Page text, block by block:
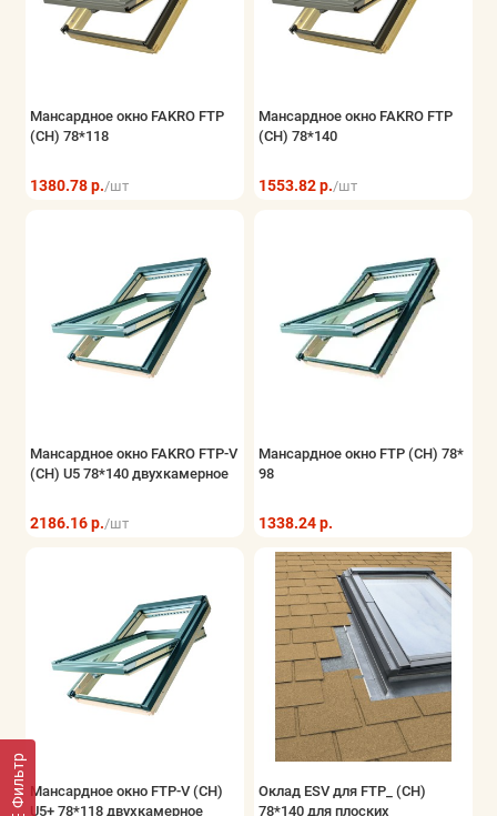
Фильтр
Мансардное окно FAKRO FTP
(CH) 78*118
1380.78 р./шт
Мансардное окно FAKRO FTP
(CH) 78*140
1553.82 р./шт
Мансардное окно FAKRO FTP-V
(CH) U5 78*140 двухкамерное
2186.16 р./шт
Мансардное окно FTP (CH) 78*
98
1338.24 р.
Мансардное окно FTP-V (CH)
U5+ 78*118 двухкамерное
Оклад ESV для FTP_ (CH)
78*140 для плоских